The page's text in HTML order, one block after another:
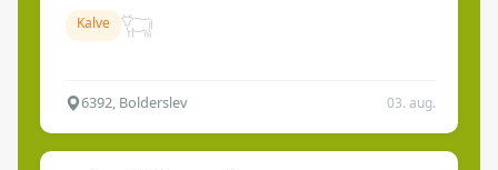
Kalve
6392, Bolderslev 03. aug.